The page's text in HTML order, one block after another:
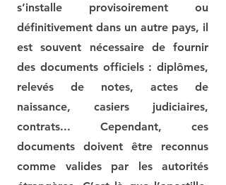
s’installe provisoirement ou
définitivement dans un autre pays, il
est souvent nécessaire de fournir
des documents officiels : diplômes,
relevés de notes, actes de
naissance, casiers judiciaires,
contrats... Cependant, ces
documents doivent être reconnus
comme valides par les autorités